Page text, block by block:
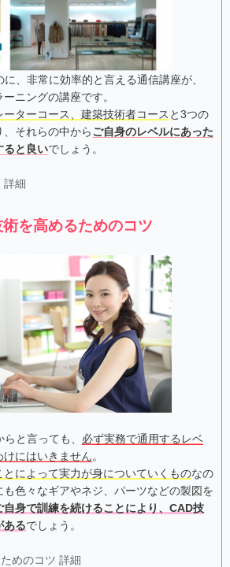
、非常に効率的と言える通信講座が、
ニングの講座です。
ターコース、建築技術者コース と3つの
それらの中からご自身のレベルにあった
ると良いでしょう。
詳細
を高めるためのコツ
と言っても、 必ず実務で通用するレベ
けにはいきません。
によって実力が身についていくものなの
色々なギアやネジ、パーツなどの製図を
自身で訓練を続けることにより、CAD技
あるでしょう。
めのコツ 詳細